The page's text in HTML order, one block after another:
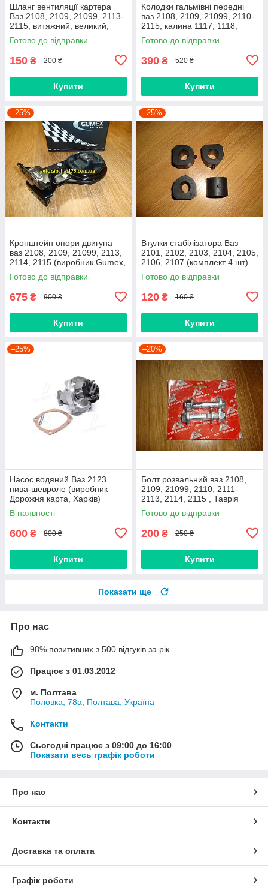
Шланг вентиляції картера
Ваз 2108, 2109, 21099, 2113-
2115, витяжний, великий,
нижній
Готово до відправки
150 ₴ 200 ₴
Купити
Колодки гальмівні передні
ваз 2108, 2109, 21099, 2110-
2115, калина 1117, 1118,
1119, приора 2170 (Raf,
Латвія)
Готово до відправки
390 ₴ 520 ₴
Купити
–25%
Кронштейн опори двигуна
ваз 2108, 2109, 21099, 2113,
2114, 2115 (виробник Gumex,
Польща)
Готово до відправки
675 ₴ 900 ₴
Купити
–25%
Втулки стабілізатора Ваз
2101, 2102, 2103, 2104, 2105,
2106, 2107 (комплект 4 шт)
виробник Gumex, Польща
Готово до відправки
120 ₴ 160 ₴
Купити
–25%
Насос водяний Ваз 2123
нива-шевроле (виробник
Дорожня карта, Харків)
В наявності
600 ₴ 800 ₴
Купити
–20%
Болт розвальний ваз 2108,
2109, 21099, 2110, 2111-
2113, 2114, 2115 , Таврія
М12х60, стойки передньої
(Авто Комплект)
Готово до відправки
200 ₴ 250 ₴
Купити
Показати ще
Про нас
98% позитивних з 500 відгуків за рік
Працює з 01.03.2012
м. Полтава
Половка, 78а, Полтава, Україна
Контакти
Сьогодні працює з 09:00 до 16:00
Показати весь графік роботи
Про нас
Контакти
Доставка та оплата
Графік роботи